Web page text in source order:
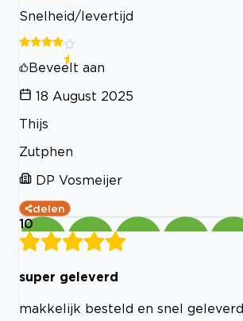
Snelheid/levertijd
Beveelt aan
18 August 2025
Thijs
Zutphen
DP Vosmeijer
delen
10
super geleverd
makkelijk besteld en snel geleverd